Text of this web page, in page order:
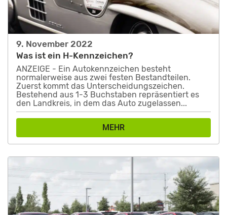
9. November 2022
Was ist ein H-Kennzeichen?
ANZEIGE - Ein Autokennzeichen besteht
normalerweise aus zwei festen Bestandteilen.
Zuerst kommt das Unterscheidungszeichen.
Bestehend aus 1-3 Buchstaben repräsentiert es
den Landkreis, in dem das Auto zugelassen...
MEHR